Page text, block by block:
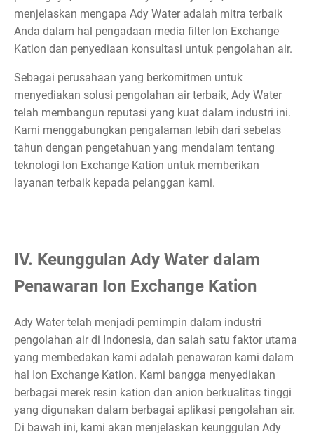
menjelaskan mengapa Ady Water adalah mitra terbaik
Anda dalam hal pengadaan media filter Ion Exchange
Kation dan penyediaan konsultasi untuk pengolahan air.
Sebagai perusahaan yang berkomitmen untuk
menyediakan solusi pengolahan air terbaik, Ady Water
telah membangun reputasi yang kuat dalam industri ini.
Kami menggabungkan pengalaman lebih dari sebelas
tahun dengan pengetahuan yang mendalam tentang
teknologi Ion Exchange Kation untuk memberikan
layanan terbaik kepada pelanggan kami.
IV. Keunggulan Ady Water dalam
Penawaran Ion Exchange Kation
Ady Water telah menjadi pemimpin dalam industri
pengolahan air di Indonesia, dan salah satu faktor utama
yang membedakan kami adalah penawaran kami dalam
hal Ion Exchange Kation. Kami bangga menyediakan
berbagai merek resin kation dan anion berkualitas tinggi
yang digunakan dalam berbagai aplikasi pengolahan air.
Di bawah ini, kami akan menjelaskan keunggulan Ady